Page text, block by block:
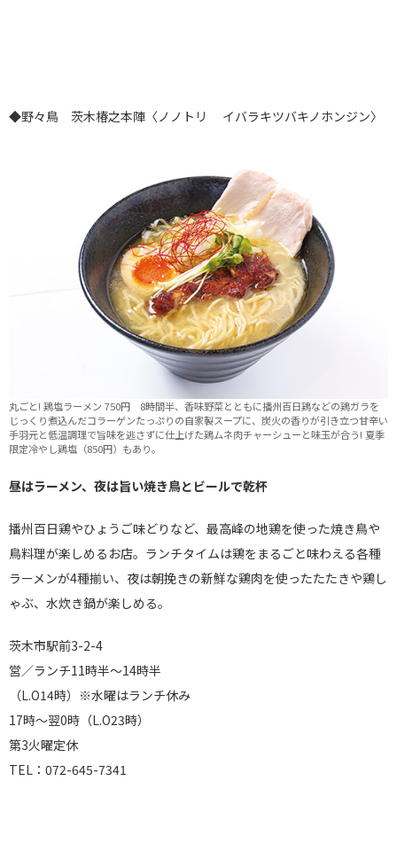
◆野々鳥 茨木椿之本陣〈ノノトリ イバラキツバキノホンジン〉
丸ごと! 鶏塩ラーメン 750円 8時間半、香味野菜とともに播州百日鶏などの鶏ガラを
じっくり煮込んだコラーゲンたっぷりの自家製スープに、炭火の香りが引き立つ甘辛い
手羽元と低温調理で旨味を逃さずに仕上げた鶏ムネ肉チャーシューと味玉が合う! 夏季
限定冷やし鶏塩（850円）もあり。
昼はラーメン、夜は旨い焼き鳥とビールで乾杯
播州百日鶏やひょうご味どりなど、最高峰の地鶏を使った焼き鳥や
鳥料理が楽しめるお店。ランチタイムは鶏をまるごと味わえる各種
ラーメンが4種揃い、夜は朝挽きの新鮮な鶏肉を使ったたたきや鶏し
ゃぶ、水炊き鍋が楽しめる。
茨木市駅前3-2-4
営／ランチ11時半～14時半
（L.O14時）※水曜はランチ休み
17時～翌0時（L.O23時）
第3火曜定休
TEL：072-645-7341